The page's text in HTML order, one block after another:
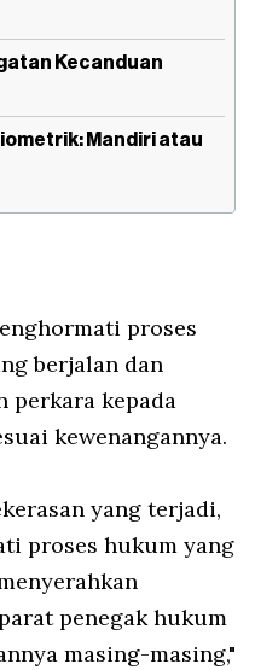
Kecanduan
Mandiri atau
proses
berjalan dan
perkara kepada
kewenangannya.
yang terjadi,
proses hukum yang
penegak hukum
masing-masing,"